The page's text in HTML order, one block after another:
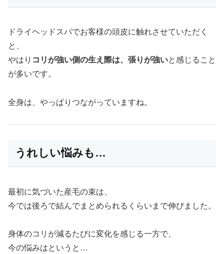
ドライヘッドスパでお客様の頭皮に触れさせていただく
と、
やはり コリが強い側の生え際は、張りが強いと感じること
が多いです。
全身は、やっぱりつながっていますね。
うれしい悩みも…
最初に気づいた産毛の束は、
今では後ろで結んでまとめられるくらいまで伸びました。
身体のコリが減るたびに変化を感じる一方で、
今の悩みはというと…